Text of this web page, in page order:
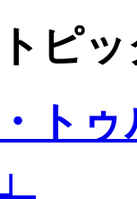
ピ
ト